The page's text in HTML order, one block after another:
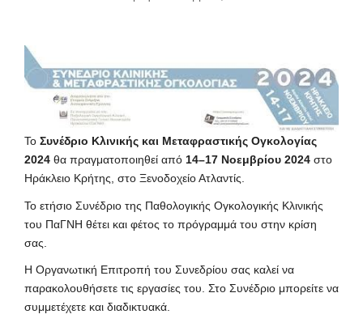
Το Συνέδριο Κλινικής και Μεταφραστικής Ογκολογίας
2024 θα πραγματοποιηθεί από 14–17 Νοεμβρίου 2024 στο
Ηράκλειο Κρήτης, στο Ξενοδοχείο Ατλαντίς.
Το ετήσιο Συνέδριο της Παθολογικής Ογκολογικής Κλινικής
του ΠαΓΝΗ θέτει και φέτος το πρόγραμμά του στην κρίση
σας.
Η Οργανωτική Επιτροπή του Συνεδρίου σας καλεί να
παρακολουθήσετε τις εργασίες του. Στο Συνέδριο μπορείτε να
συμμετέχετε και διαδικτυακά.